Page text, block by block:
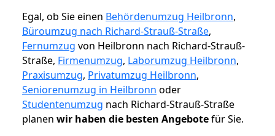
Egal, ob Sie einen Behördenumzug Heilbronn,
Büroumzug nach Richard-Strauß-Straße,
Fernumzug von Heilbronn nach Richard-Strauß-
Straße, Firmenumzug, Laborumzug Heilbronn,
Praxisumzug, Privatumzug Heilbronn,
Seniorenumzug in Heilbronn oder
Studentenumzug nach Richard-Strauß-Straße
planen wir haben die besten Angebotefür Sie.